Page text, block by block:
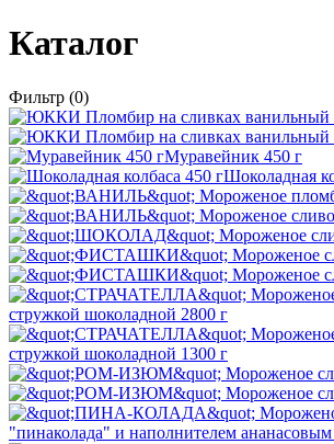
Каталог
Фильтр (0)
Муравейник 450 г
Шоколадная
стружкой шоколадной 2800 г
стружкой шоколадной 1300 г
"пинаколада" и наполнителем ананасовым